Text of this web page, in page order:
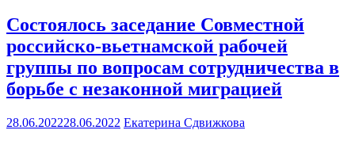
Состоялось заседание Совместной
российско-вьетнамской рабочей
группы по вопросам сотрудничества в
борьбе с незаконной миграцией
28.06.202228.06.2022 Екатерина Сдвижкова